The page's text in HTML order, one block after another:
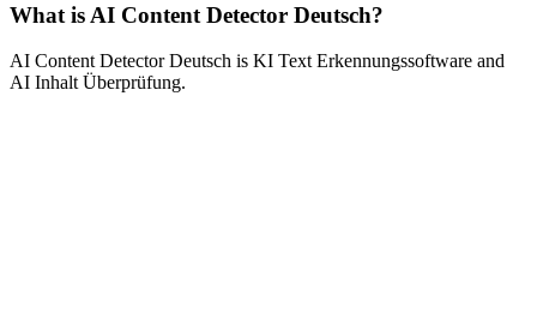
What is AI Content Detector Deutsch?
AI Content Detector Deutsch is KI Text Erkennungssoftware and
AI Inhalt Überprüfung.